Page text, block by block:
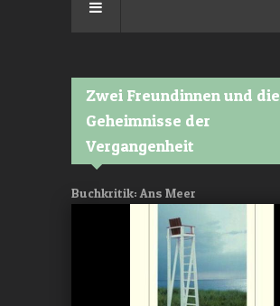
Zwei Freundinnen und die
Geheimnisse der
Vergangenheit
Buchkritik: Ans Meer